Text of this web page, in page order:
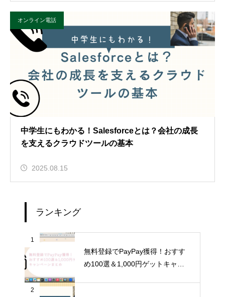
オンライン電話
中学生にもわかる！Salesforceとは？会社の成長
を支えるクラウドツールの基本
2025.08.15
ランキング
1
無料登録でPayPay獲得！おすす
め100選＆1,000円ゲットキャン
2